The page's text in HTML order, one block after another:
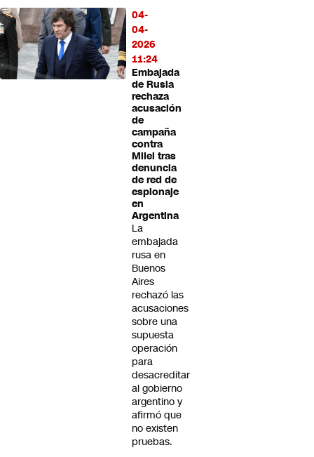
04-
04-
2026
11:24
Embajada
de Rusia
rechaza
acusación
de
campaña
contra
Milei tras
denuncia
de red de
espionaje
en
Argentina
La
embajada
rusa en
Buenos
Aires
rechazó las
acusaciones
sobre una
supuesta
operación
para
desacreditar
al gobierno
argentino y
afirmó que
no existen
pruebas.